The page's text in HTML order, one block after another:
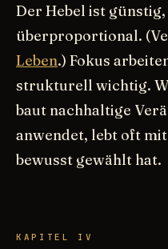
Der Hebel ist
überproportional.
Leben.) Fokus
strukturell wichtig.
baut nachhaltige
anwendet, lebt oft
bewusst gewählt hat.
KAPITEL IV